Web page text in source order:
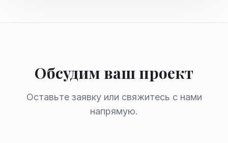
Обсудим ваш проект
Оставьте заявку или свяжитесь с нами
напрямую.